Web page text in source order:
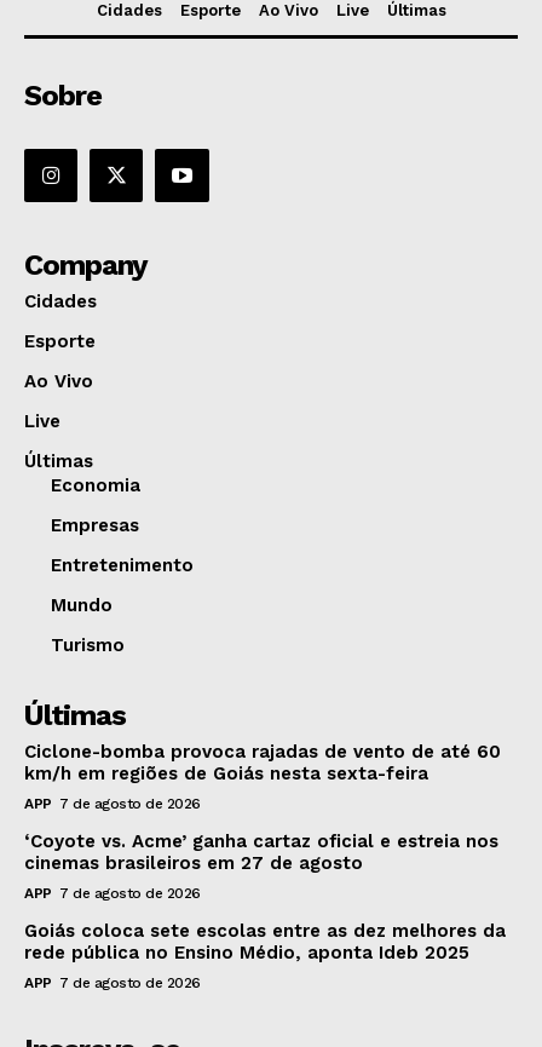
Cidades Esporte Ao Vivo Live Últimas
Sobre
Company
Cidades
Esporte
Ao Vivo
Live
Últimas
Economia
Empresas
Entretenimento
Mundo
Turismo
Últimas
Ciclone-bomba provoca rajadas de vento de até 60
km/h em regiões de Goiás nesta sexta-feira
APP 7 de agosto de 2026
‘Coyote vs. Acme’ ganha cartaz oficial e estreia nos
cinemas brasileiros em 27 de agosto
APP 7 de agosto de 2026
Goiás coloca sete escolas entre as dez melhores da
rede pública no Ensino Médio, aponta Ideb 2025
APP 7 de agosto de 2026